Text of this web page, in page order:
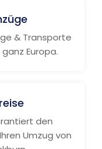
& Transporte
Europa.
den
Umzug von